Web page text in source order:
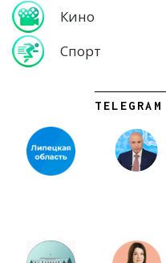
Кино
Спорт